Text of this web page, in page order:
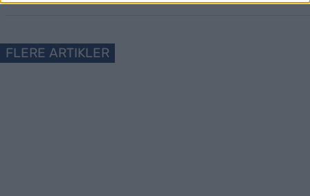
FLERE ARTIKLER